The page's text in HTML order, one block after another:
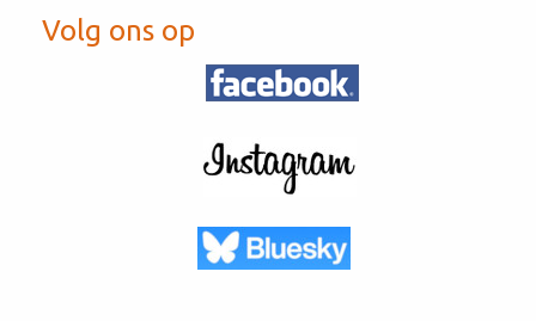
Volg ons op